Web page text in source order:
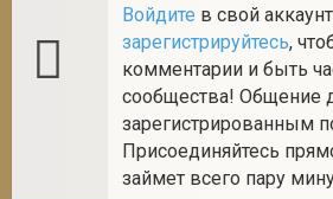
Войдите в свой
зарегистрируйтесь,
комментарии и быть
сообщества! Общение
зарегистрированным
Присоединяйтесь
займет всего пару